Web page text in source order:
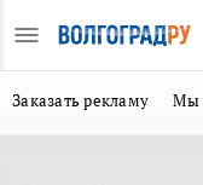
Заказать рекламу Мы